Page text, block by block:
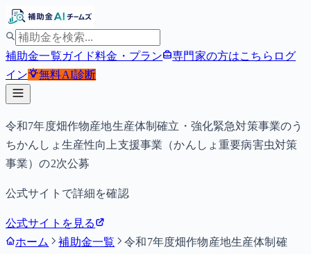
補助金一覧ガイド料金・プラン 専門家の方はこちら ログ
イン
無料AI診断
令和7年度畑作物産地生産体制確立・強化緊急対策事業のう
ちかんしょ生産性向上支援事業（かんしょ重要病害虫対策
事業）の2次公募
公式サイトで詳細を確認
公式サイトを見る
ホーム
補助金一覧
令和7年度畑作物産地生産体制確